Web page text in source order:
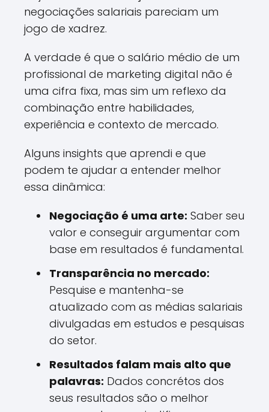
negociações salariais pareciam um
jogo de xadrez.
A verdade é que o salário médio de um
profissional de marketing digital não é
uma cifra fixa, mas sim um reflexo da
combinação entre habilidades,
experiência e contexto de mercado.
Alguns insights que aprendi e que
podem te ajudar a entender melhor
essa dinâmica:
Negociação é uma arte: Saber seu
valor e conseguir argumentar com
base em resultados é fundamental.
Transparência no mercado:
Pesquise e mantenha-se
atualizado com as médias salariais
divulgadas em estudos e pesquisas
do setor.
Resultados falam mais alto que
palavras: Dados concrétos dos
seus resultados são o melhor